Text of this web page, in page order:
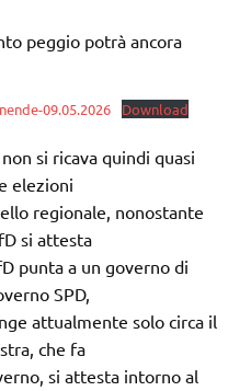
peggio potrà ancora
09.05.2026 Download
si ricava quindi quasi
elezioni
regionale, nonostante
si attesta
punta a un governo di
SPD,
attualmente solo circa il
che fa
si attesta intorno al